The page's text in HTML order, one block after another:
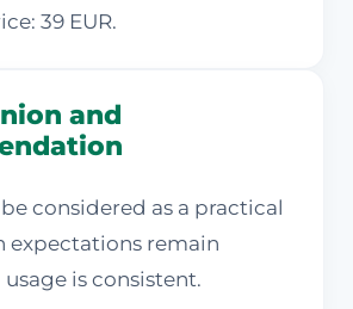
39 EUR.
and
considered as a practical
expectations remain
is consistent.